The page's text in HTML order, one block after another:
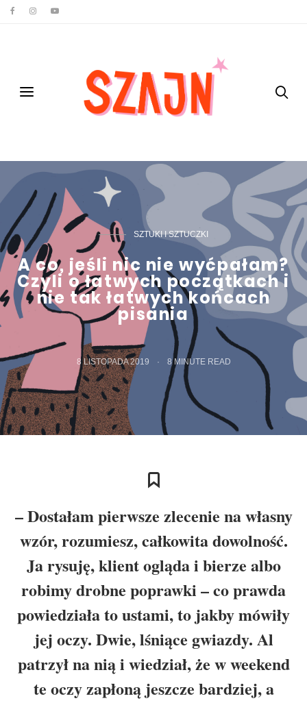
SZTUKI I SZTUCZKI
A co, jeśli nic nie wyćpałam?
Czyli o łatwych początkach i
nie tak łatwych końcach
pisania
8 LISTOPADA 2019 8 MINUTE READ
– Dostałam pierwsze zlecenie na własny
wzór, rozumiesz, całkowita dowolność.
Ja rysuję, klient ogląda i bierze albo
robimy drobne poprawki – co prawda
powiedziała to ustami, to jakby mówiły
jej oczy. Dwie, lśniące gwiazdy. Al
patrzył na nią i wiedział, że w weekend
te oczy zapłoną jeszcze bardziej, a